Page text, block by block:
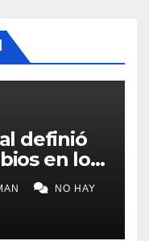
definió
en los
en LaNO HAY